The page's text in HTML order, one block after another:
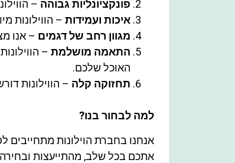
פונקציונליות גבוהה –
איכות ועמידות – הווילונות
מגוון רחב של דגמים – אנו
התאמה מושלמת –
האוכל שלכם.
תחזוקה קלה – הווילונות
למה לבחור בנו?
אנחנו בחברת הוילונות מתחייבים
אתכם בכל שלב, מהתייעצות